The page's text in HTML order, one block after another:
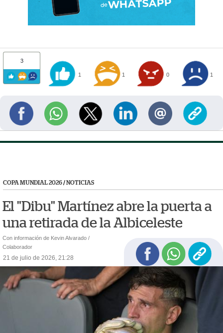
3
1 1 0 1
COPA MUNDIAL 2026/NOTICIAS
El "Dibu" Martínez abre la puerta a
una retirada de la Albiceleste
Con información de Kevin Alvarado /
Colaborador
21 de julio de 2026, 21:28